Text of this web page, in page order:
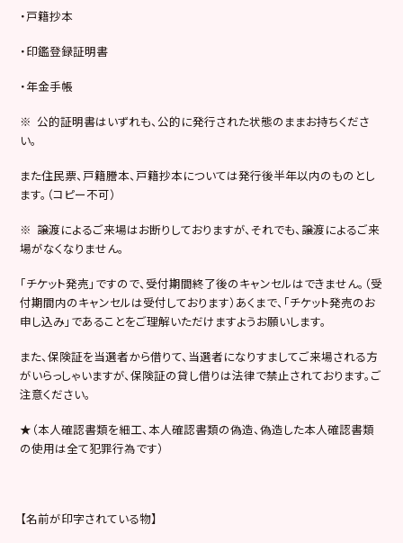
・戸籍抄本
・印鑑登録証明書
・年金手帳
※ 公的証明書はいずれも、公的に発行された状態のままお持ちくださ
い。
また住民票、戸籍謄本、戸籍抄本については発行後半年以内のものとし
ます。（コピー不可）
※ 譲渡によるご来場はお断りしておりますが、それでも、譲渡によるご来
場がなくなりません。
「チケット発売」ですので、受付期間終了後のキャンセルはできません。（受
付期間内のキャンセルは受付しております）あくまで、「チケット発売のお
申し込み」であることをご理解いただけますようお願いします。
また、保険証を当選者から借りて、当選者になりすましてご来場される方
がいらっしゃいますが、保険証の貸し借りは法律で禁止されております。ご
注意ください。
★（本人確認書類を細工、本人確認書類の偽造、偽造した本人確認書類
の使用は全て犯罪行為です）
【名前が印字されている物】